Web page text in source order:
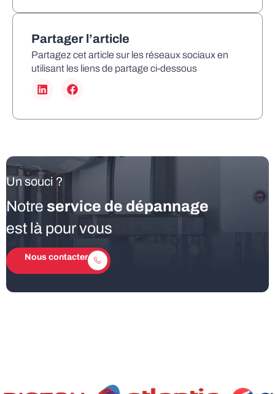
Partager l’article
Partagez cet article sur les réseaux sociaux en
utilisant les liens de partage ci-dessous
Un souci ?
Notre service de dépannage
est là pour vous
Nous contacter